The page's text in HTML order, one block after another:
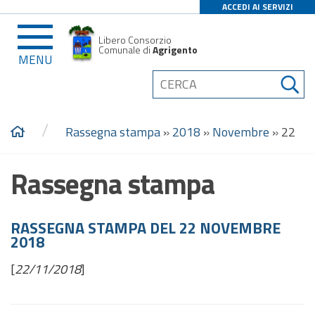
ACCEDI AI SERVIZI
MENU
Libero Consorzio
Comunale diAgrigento
/ Rassegna stampa»2018 »Novembre »22
Rassegna stampa
RASSEGNA STAMPA DEL 22 NOVEMBRE
2018
[22/11/2018]